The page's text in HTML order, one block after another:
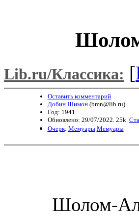
Lib.ru/Классика: [
Оставить комментарий
Добин Шимон(bmn@lib.ru)
Год: 1941
Обновлено: 29/07/2022. 25k.
Очерк: Мемуары Мемуары
Шолом-